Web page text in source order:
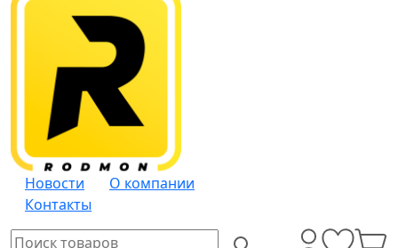
Новости
О компании
Контакты